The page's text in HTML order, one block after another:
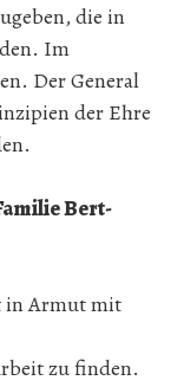
die in
Im
Der General
der Ehre
Bert­
in Armut mit
zu finden.